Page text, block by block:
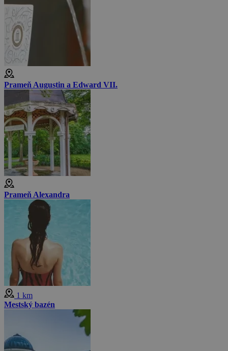
Prameň Augustin a Edward VII.
Prameň Alexandra
1 km
Mestský bazén